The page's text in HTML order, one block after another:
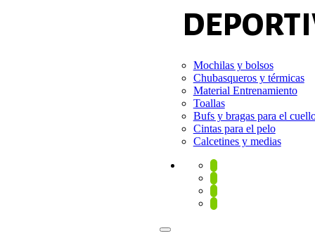
Mochilas y bolsos
Chubasqueros y térmicas
Material Entrenamiento
Toallas
Bufs y bragas para el
Cintas para el pelo
Calcetines y medias